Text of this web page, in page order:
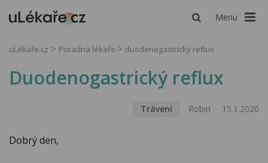
Menu
uLékaře.cz Poradna lékaře duodenogastrický reflux
Duodenogastrický reflux
Trávení Robin 15.1.2020
Dobrý den,